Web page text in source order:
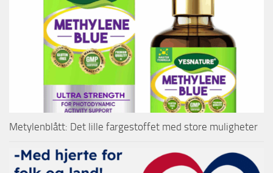
Metylenblått: Det lille fargestoffet med store muligheter